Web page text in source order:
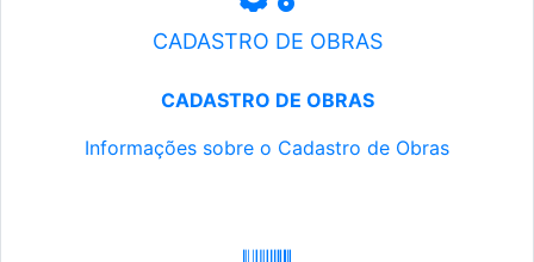
CADASTRO DE OBRAS
CADASTRO DE OBRAS
Informações sobre o Cadastro de Obras